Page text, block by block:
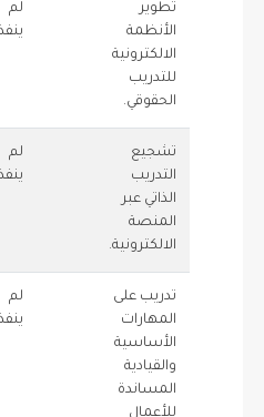
تطوير
الأنظمة
الالكترونية
للتدريب
الحقوقي.
ينفذ
تشجيع
التدريب
الذاتي عبر
المنصة
الالكترونية.
ينفذ
تدريب على
المهارات
الأساسية
والقيادية
المساندة
للأعمال
ينفذ